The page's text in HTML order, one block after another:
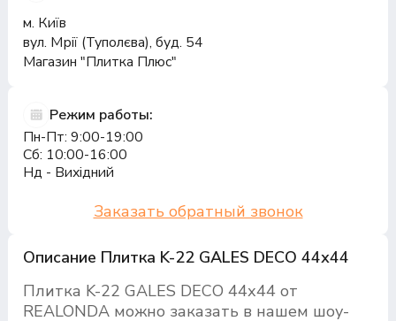
Описание Плитка K-22 GALES DECO 44х44
Плитка K-22 GALES DECO 44х44 от
REALONDA можно заказать в нашем шоу-
м. Київ
вул. Мрії (Туполєва), буд. 54
Магазин "Плитка Плюс"
Режим работы:
Пн-Пт: 9:00-19:00
Сб: 10:00-16:00
Нд - Вихідний
Заказать обратный звонок